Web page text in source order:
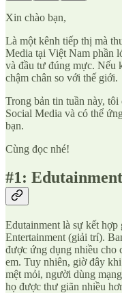
Xin chào bạn,
Là một kênh tiếp thị mà
Media tại Việt Nam phần
và đầu tư đúng mực. Nếu
chậm chân so với thế giới.
Trong bản tin tuần này,
Social Media và có thể
bạn.
Cùng đọc nhé!
#1:
Edutainment là sự kết
Entertainment (giải trí).
được ứng dụng nhiều cho
em. Tuy nhiên, giờ đây
mệt mỏi, người dùng
họ được thư giãn nhiều